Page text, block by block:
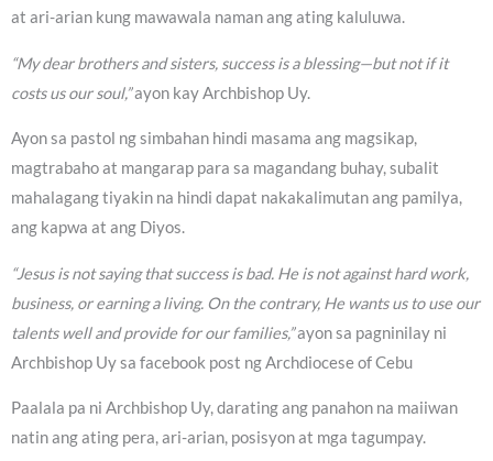
at ari-arian kung mawawala naman ang ating kaluluwa.
“My dear brothers and sisters, success is a blessing—but not if it
costs us our soul,”ayon kay Archbishop Uy.
Ayon sa pastol ng simbahan hindi masama ang magsikap,
magtrabaho at mangarap para sa magandang buhay, subalit
mahalagang tiyakin na hindi dapat nakakalimutan ang pamilya,
ang kapwa at ang Diyos.
“Jesus is not saying that success is bad. He is not against hard work,
business, or earning a living. On the contrary, He wants us to use our
talents well and provide for our families,”ayon sa pagninilay ni
Archbishop Uy sa facebook post ng Archdiocese of Cebu
Paalala pa ni Archbishop Uy, darating ang panahon na maiiwan
natin ang ating pera, ari-arian, posisyon at mga tagumpay.